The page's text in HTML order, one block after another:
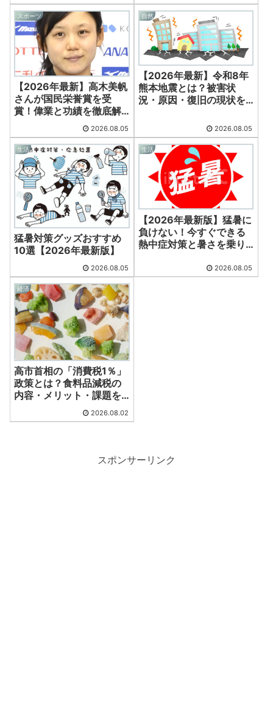
スポーツ
【2026年最新】高木美帆
さんが国民栄誉賞を受
賞！偉業と功績を徹底解
2026.08.05
自然
【2026年最新】令和8年
熊本地震とは？被害状
況・原因・復旧の現状を
2026.08.05
生活
猛暑対策グッズおすすめ
10選【2026年最新版】
2026.08.05
生活
【2026年最新版】猛暑に
負けない！今すぐできる
熱中症対策と暑さを乗り
2026.08.05
経済
高市首相の「消費税1％」
政策とは？食料品減税の
内容・メリット・課題を
2026.08.02
スポンサーリンク